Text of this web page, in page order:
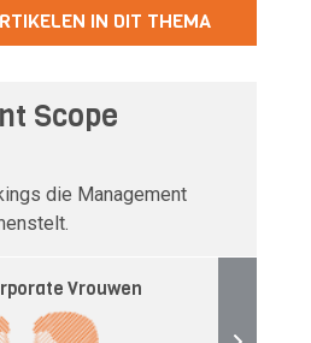
IN DIT THEMA
Scope
die Management
Vrouwen